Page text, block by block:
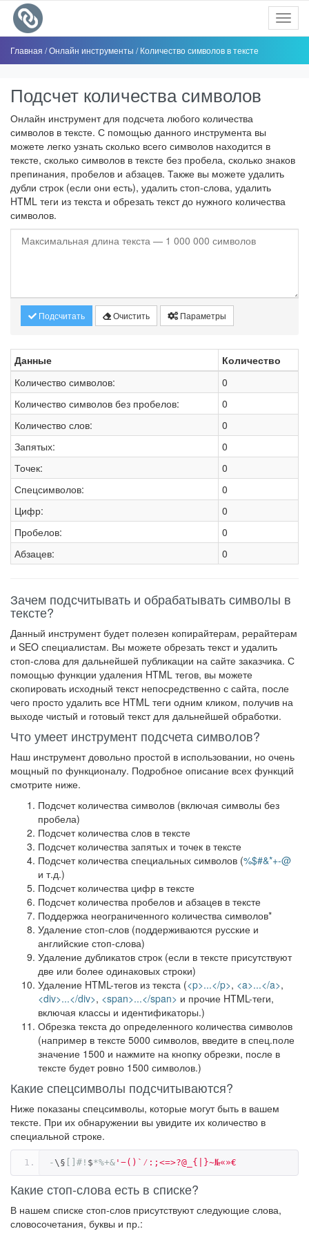
Главная /Онлайн инструменты /Количество символов в тексте
Подсчет количества символов
Онлайн инструмент для подсчета любого количества
символов в тексте. С помощью данного инструмента вы
можете легко узнать сколько всего символов находится в
тексте, сколько символов в тексте без пробела, сколько знаков
препинания, пробелов и абзацев. Также вы можете удалить
дубли строк (если они есть), удалить стоп-слова, удалить
HTML теги из текста и обрезать текст до нужного количества
символов.
Подсчитать Очистить Параметры
Данные
Количество
Количество символов:
0
Количество символов без пробелов:
0
Количество слов:
0
Запятых:
0
Точек:
0
Спецсимволов:
0
Цифр:
0
Пробелов:
0
Абзацев:
0
Зачем подсчитывать и обрабатывать символы в
тексте?
Данный инструмент будет полезен копирайтерам, рерайтерам
и SEO специалистам. Вы можете обрезать текст и удалить
стоп-слова для дальнейшей публикации на сайте заказчика. С
помощью функции удаления HTML тегов, вы можете
скопировать исходный текст непосредственно с сайта, после
чего просто удалить все HTML теги одним кликом, получив на
выходе чистый и готовый текст для дальнейшей обработки.
Что умеет инструмент подсчета символов?
Наш инструмент довольно простой в использовании, но очень
мощный по функционалу. Подробное описание всех функций
смотрите ниже.
Подсчет количества символов (включая символы без
пробела)
Подсчет количества слов в тексте
Подсчет количества запятых и точек в тексте
Подсчет количества специальных символов (%$#&*+-@
и т.д.)
Подсчет количества цифр в тексте
Подсчет количества пробелов и абзацев в тексте
Поддержка неограниченного количества символов*
Удаление стоп-слов (поддерживаются русские и
английские стоп-слова)
Удаление дубликатов строк (если в тексте присутствуют
две или более одинаковых строки)
Удаление HTML-тегов из текста (<p>...</p>, <a>...</a>,
<div>...</div>, <span>...</span> и прочие HTML-теги,
включая классы и идентификаторы.)
Обрезка текста до определенного количества символов
(например в тексте 5000 символов, введите в спец.поле
значение 1500 и нажмите на кнопку обрезки, после в
тексте будет ровно 1500 символов.)
Какие спецсимволы подсчитываются?
Ниже показаны спецсимволы, которые могут быть в вашем
тексте. При их обнаружении вы увидите их количество в
специальной строке.
-\§ []#! $*%+& '−()`⁄:;<=>?@_{|}~№«»€
Какие стоп-слова есть в списке?
В нашем списке стоп-слов присутствуют следующие слова,
словосочетания, буквы и пр.: